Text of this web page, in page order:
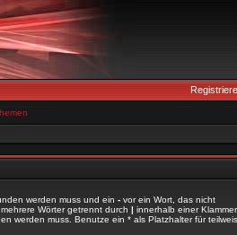
werden muss und ein - vor ein Wort, das nicht
Wörter getrennt durch | innerhalb einer
werden muss. Benutze ein * als Platzhalter für